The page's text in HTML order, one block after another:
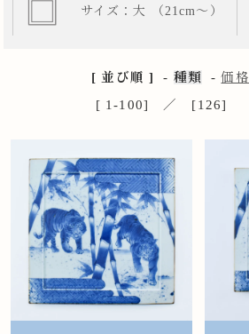
サイズ：大 （21cm～）
[ 並び順 ] - 種類 -価格
[ 1-100] ／ [126]